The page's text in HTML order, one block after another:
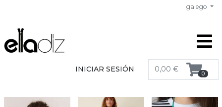
galego
INICIAR SESIÓN 0,00 € 0